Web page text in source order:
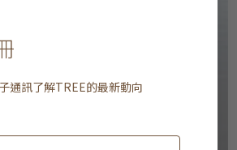
通訊了解TREE的最新動向